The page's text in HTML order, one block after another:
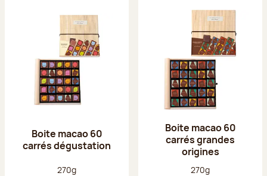
Boite macao 60
carrés dégustation
Poids net :
270g
Boite macao 60
carrés grandes
origines
Poids net :
270g